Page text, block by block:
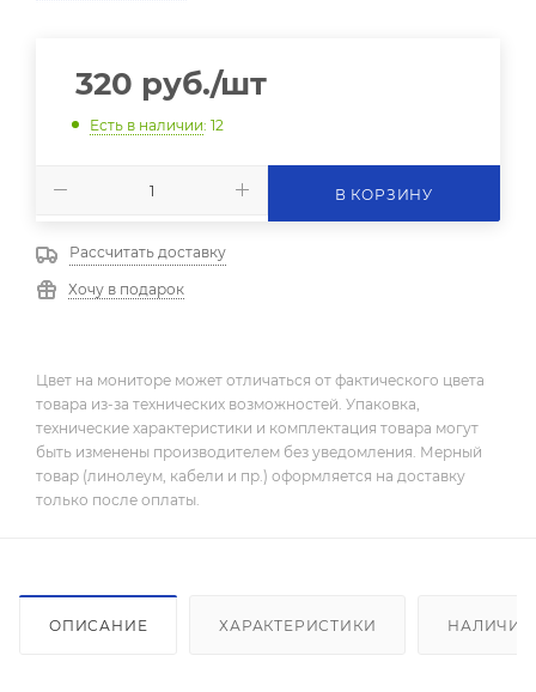
320 руб./шт
Есть в наличии: 12
В КОРЗИНУ
Рассчитать доставку
Хочу в подарок
Цвет на мониторе может отличаться от фактического цвета
товара из-за технических возможностей. Упаковка,
технические характеристики и комплектация товара могут
быть изменены производителем без уведомления. Мерный
товар (линолеум, кабели и пр.) оформляется на доставку
только после оплаты.
ОПИСАНИЕ ХАРАКТЕРИСТИКИ НАЛИЧИЕ